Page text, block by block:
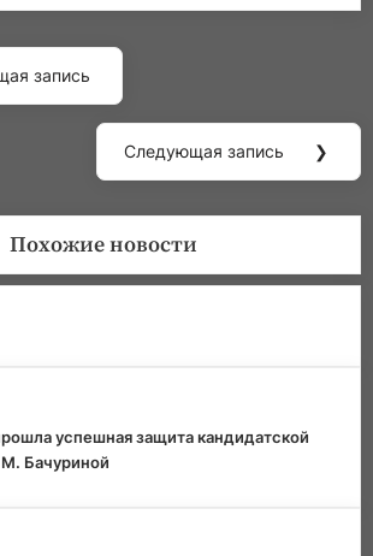
запись
Next
Следующая запись ❯
Похожие новости
успешная защита кандидатской
Бачуриной